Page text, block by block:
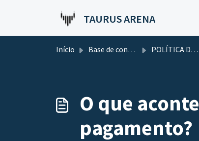
TAURUS ARENA
Início Base de conhecimento POLÍTICA DE PAGAMENTO E CAMINHO PARA UMA CONTA REAL
O que
pagamento?